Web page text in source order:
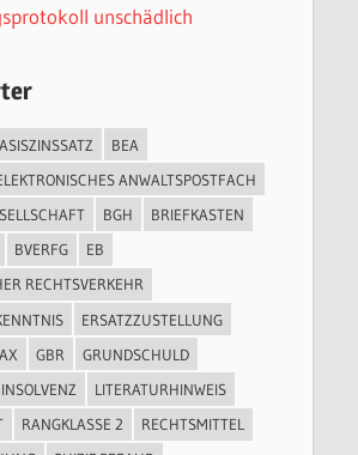
unschädlich
BEA
ANWALTSPOSTFACH
BGH
BRIEFKASTEN
BVERFG
EB
RECHTSVERKEHR
ERSATZZUSTELLUNG
GBR
GRUNDSCHULD
INSOLVENZ
LITERATURHINWEIS
RANGKLASSE 2
RECHTSMITTEL